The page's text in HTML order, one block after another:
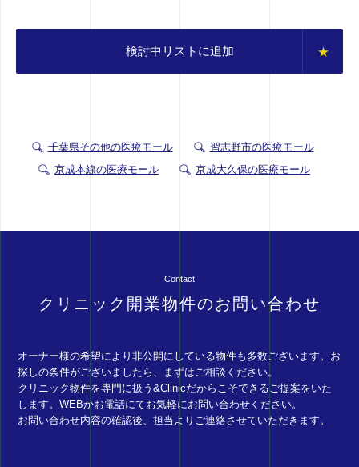
検討中リストに追加
千葉県その他の医療モール
習志野市の医療モール
京成本線の医療モール
京成大久保の医療モール
Contact
クリニック開業物件のお問い合わせ
オーナー様の希望により非公開にしている物件も多数ございます。お
探しの条件がございましたら、まずはご相談ください。
クリニック物件を専門に扱う&Clinicだからこそできるご提案をいた
します。WEBかお電話にてお気軽にお問い合わせください。
お問い合わせ内容の確認後、担当よりご連絡させていただきます。